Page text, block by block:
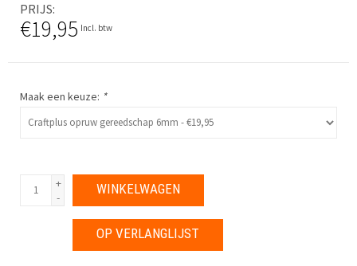
PRIJS
€19,95 Incl. btw
Maak een keuze: *
+
-
WINKELWAGEN
OP VERLANGLIJST